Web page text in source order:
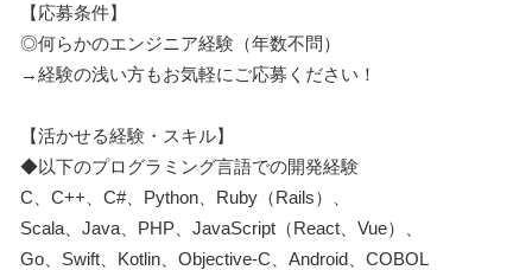
【応募条件】
◎何らかのエンジニア経験（年数不問）
→経験の浅い方もお気軽にご応募ください！
【活かせる経験・スキル】
◆以下のプログラミング言語での開発経験
C、C++、C#、Python、Ruby（Rails）、
Scala、Java、PHP、JavaScript（React、Vue）、
Go、Swift、Kotlin、Objective-C、Android、COBOL